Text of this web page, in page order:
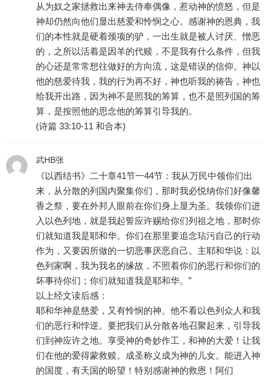
从为奴之家拯救出来神去侍奉偶像，惹动神的愤怒，但是
神却仍然向他们显出慈爱和怜悯之心。感谢神的恩典，我
们的本性就是硬着颈项的驴，一出生就是被人讨厌、憎恶
的，之所以活着是因羊的代赎，不是我有什么条件，但我
的心还是常常想往做好的方向流，这是错误的信仰。神以
他的慈爱待我，我的行为再不好，神也听我的祷告，神也
给我开出路，因为神不是照我的筹算，也不是照列国的筹
算，是按照他的思念他的筹算引导我的。
(诗篇 33:10-11 和合本)
武HB张
《以西结书》二十章41节一44节：我从万民中领你们出
来，从分散的列国内聚集你们，那时我必悦纳你们好像馨
香之祭，要在外邦人眼前在你们身上显为圣。我领你们进
入以色列地，就是我起誓应许赐给你们列祖之地，那时你
们就知道我是耶和华。你们在那里要追念玷污自己的行动
作为，又要因所做的一切恶事厌恶自己。主耶和华说：以
色列家啊，我为我名的缘故，不照着你们的恶行和你们的
坏事待你们；你们就知道我是耶和华。”
以上经文读后感：
耶和华神是慈爱，又有怜悯的神。他不看以色列众人和我
们的恶行和悖逆。要把我们从分散各地召聚起来，引导我
们到神应许之地。享受神的奇妙作工，和神的大爱！让我
们在他的爱得蒙救赎。成圣称义成为神的儿女。能进入神
的国度，有天国的盼望！特别感谢神的救恩！阿们